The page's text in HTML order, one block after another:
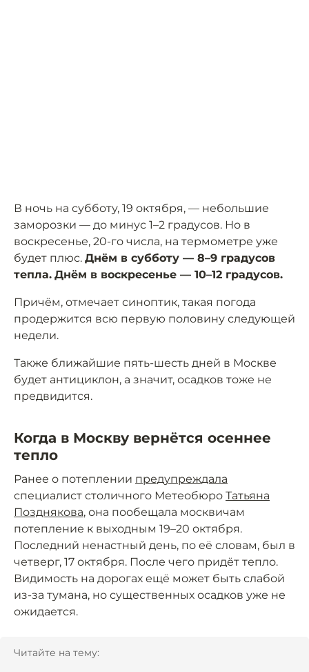
В ночь на субботу, 19 октября, — небольшие
заморозки — до минус 1–2 градусов. Но в
воскресенье, 20-го числа, на термометре уже
будет плюс. Днём в субботу — 8–9 градусов
тепла. Днём в воскресенье — 10–12 градусов.
Причём, отмечает синоптик, такая погода
продержится всю первую половину следующей
недели.
Также ближайшие пять-шесть дней в Москве
будет антициклон, а значит, осадков тоже не
предвидится.
Когда в Москву вернётся осеннее
тепло
Ранее о потеплении предупреждала
специалист столичного Метеобюро Татьяна
Позднякова, она пообещала москвичам
потепление к выходным 19–20 октября.
Последний ненастный день, по её словам, был в
четверг, 17 октября. После чего придёт тепло.
Видимость на дорогах ещё может быть слабой
из-за тумана, но существенных осадков уже не
ожидается.
Читайте на тему: